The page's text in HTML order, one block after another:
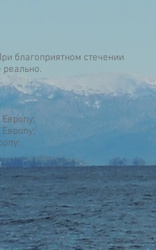
благоприятном стечении
реально.